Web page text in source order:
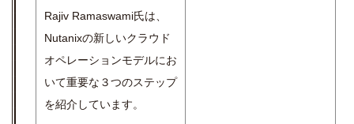
Rajiv Ramaswami氏は、
Nutanixの新しいクラウド
オペレーションモデルにお
いて重要な３つのステップ
を紹介しています。